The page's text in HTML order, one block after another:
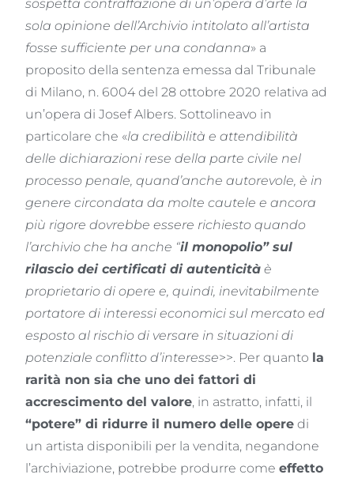
sospetta contraffazione di un’opera d’arte la
sola opinione dell’Archivio intitolato all’artista
fosse sufficiente per una condanna» a
proposito della sentenza emessa dal Tribunale
di Milano, n. 6004 del 28 ottobre 2020 relativa ad
un’opera di Josef Albers. Sottolineavo in
particolare che «la credibilità e attendibilità
delle dichiarazioni rese della parte civile nel
processo penale, quand’anche autorevole, è in
genere circondata da molte cautele e ancora
più rigore dovrebbe essere richiesto quando
l’archivio che ha anche “il monopolio” sul
rilascio dei certificati di autenticità è
proprietario di opere e, quindi, inevitabilmente
portatore di interessi economici sul mercato ed
esposto al rischio di versare in situazioni di
potenziale conflitto d’interesse>>. Per quanto la
rarità non sia che uno dei fattori di
accrescimento del valore, in astratto, infatti, il
“potere” di ridurre il numero delle opere di
un artista disponibili per la vendita, negandone
l’archiviazione, potrebbe produrre comeeffetto